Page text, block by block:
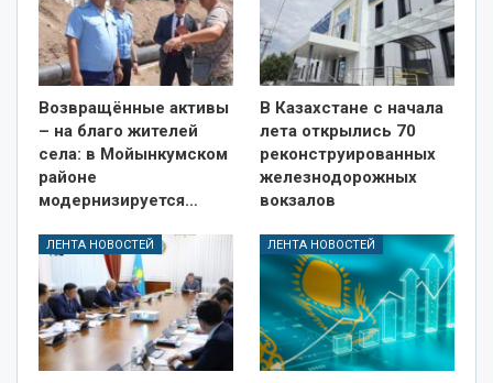
Возвращённые активы
– на благо жителей
села: в Мойынкумском
районе
модернизируется…
В Казахстане с начала
лета открылись 70
реконструированных
железнодорожных
вокзалов
ЛЕНТА НОВОСТЕЙ ЛЕНТА НОВОСТЕЙ